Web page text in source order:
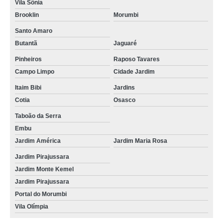
quanto custa consulta de veterinário Jardim Pirajussara
onde encontro consulta rápida veterinária Morumbi
quanto custa consulta veterinária especialidades Brooklin
quanto custa consulta veterinária em cachorros Lapa
quanto custa consulta veterinária especialidades Jardim América
onde encontro consulta médico veterinário Butantã
consultas veterinárias com hora marcada Jardim Bonfiglioli
consultas veterinárias valor Butantã
quanto custa consulta veterinária em casa Jardim Monte Kemel
consultas veterinárias em casa Vila Olímpia
onde encontro consulta veterinária de emergência Jardim Pirajussara
quanto custa consulta veterinária para gatos Brooklin
consulta veterinária preço Cidade Jardim
Vila Sônia
Brooklin
Morumbi
Santo Amaro
Butantã
Jaguaré
Pinheiros
Raposo Tavares
Campo Limpo
Cidade Jardim
Itaim Bibi
Jardins
Cotia
Osasco
Taboão da Serra
Embu
Jardim América
Jardim Maria Rosa
Jardim Pirajussara
Jardim Monte Kemel
Jardim Pirajussara
Portal do Morumbi
Vila Olímpia